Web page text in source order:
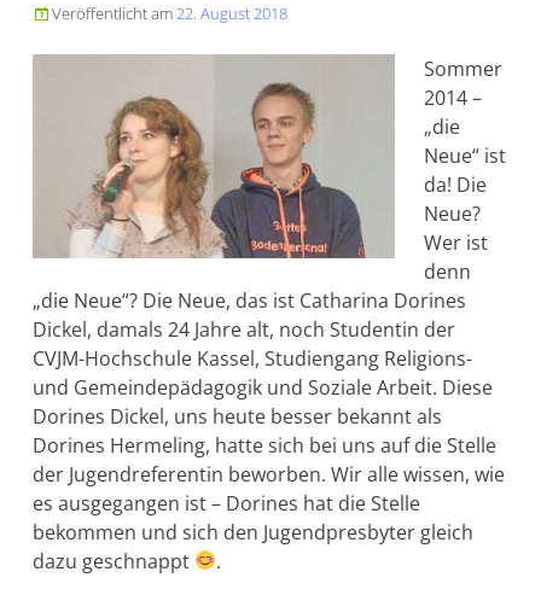
Veröffentlicht am22. August 2018
Sommer
2014 –
„die
Neue“ ist
da! Die
Neue?
Wer ist
denn
„die Neue“? Die Neue, das ist Catharina Dorines
Dickel, damals 24 Jahre alt, noch Studentin der
CVJM-Hochschule Kassel, Studiengang Religions-
und Gemeindepädagogik und Soziale Arbeit. Diese
Dorines Dickel, uns heute besser bekannt als
Dorines Hermeling, hatte sich bei uns auf die Stelle
der Jugendreferentin beworben. Wir alle wissen, wie
es ausgegangen ist – Dorines hat die Stelle
bekommen und sich den Jugendpresbyter gleich
dazu geschnappt
.